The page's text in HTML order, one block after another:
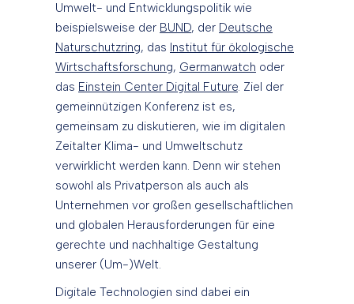
Umwelt- und Entwicklungspolitik wie
beispielsweise der BUND, der Deutsche
Naturschutzring, das Institut für ökologische
Wirtschaftsforschung, Germanwatch oder
das Einstein Center Digital Future. Ziel der
gemeinnützigen Konferenz ist es,
gemeinsam zu diskutieren, wie im digitalen
Zeitalter Klima- und Umweltschutz
verwirklicht werden kann. Denn wir stehen
sowohl als Privatperson als auch als
Unternehmen vor großen gesellschaftlichen
und globalen Herausforderungen für eine
gerechte und nachhaltige Gestaltung
unserer (Um-)Welt.
Digitale Technologien sind dabei ein